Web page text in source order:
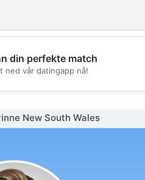
💖
din perfekte match
ned vår datingapp nå!
New South Wales